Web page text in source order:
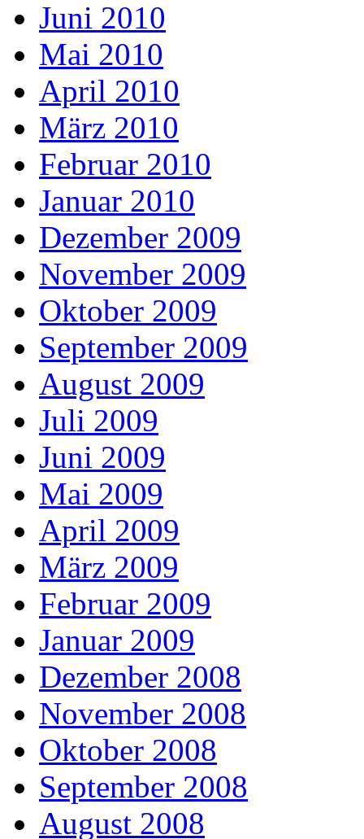
Juni 2010
Mai 2010
April 2010
März 2010
Februar 2010
Januar 2010
Dezember 2009
November 2009
Oktober 2009
September 2009
August 2009
Juli 2009
Juni 2009
Mai 2009
April 2009
März 2009
Februar 2009
Januar 2009
Dezember 2008
November 2008
Oktober 2008
September 2008
August 2008